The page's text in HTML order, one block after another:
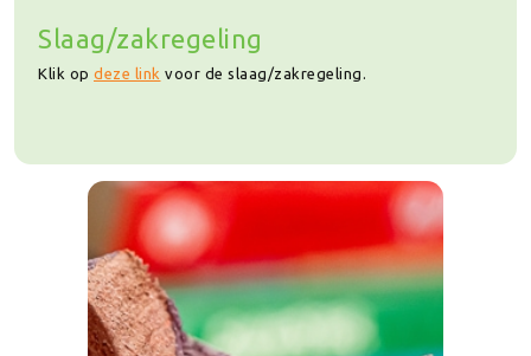
Slaag/zakregeling
Klik op deze link voor de slaag/zakregeling.